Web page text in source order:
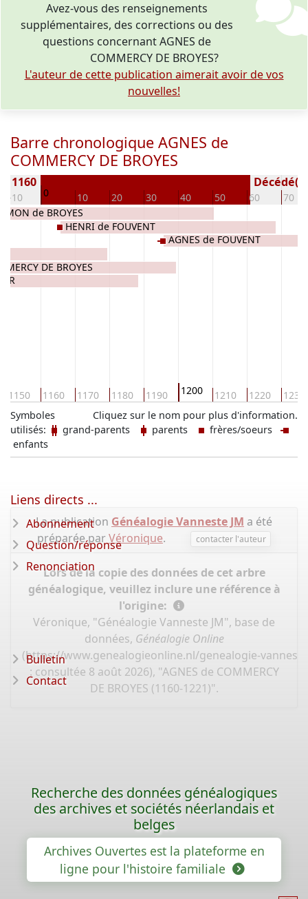
Avez-vous des renseignements
supplémentaires, des corrections ou des
questions concernant AGNES de
COMMERCY DE BROYES?
L'auteur de cette publication aimerait avoir de vos
nouvelles!
Barre chronologique AGNES de
COMMERCY DE BROYES
-10 0 10 20 30 40 50 60 70
1160
1150 1160 1170 1180 1190 1200 1210 1220 1230
DE BROYES
de BROYES
HENRI de FOUVENT
AGNES de FOUVENT
Cliquez sur le nom pour plus d'information.
Symboles
utilisés:
grand-parents parents
frères/soeurs
enfants
La publication Généalogie Vanneste JM a été
préparée parVéronique. contacter l'auteur
Lors de la copie des données de cet arbre
généalogique, veuillez inclure une référence à
l'origine:
Véronique, "Généalogie Vanneste JM", base de
données, Généalogie Online
(https://www.genealogieonline.nl/genealogie-
: consultée 8 août 2026), "AGNES de COMMERCY
DE BROYES (1160-1221)".
Liens directs ...
Abonnement
Question/réponse
Renonciation
Bulletin
Contact
Recherche des données généalogiques
des archives et sociétés néerlandais et
belges
Archives Ouvertes est la plateforme en
ligne pour l'histoire familiale